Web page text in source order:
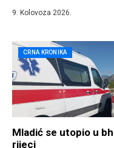
9. Kolovoza 2026.
CRNA KRONIKA
Mladić se utopio u
rijeci